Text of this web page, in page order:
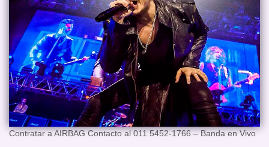
Contratar a AIRBAG Contacto al 011 5452-1766 – Banda en Vivo